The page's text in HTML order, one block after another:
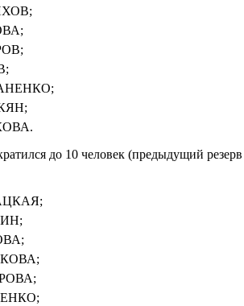
до 10 человек (предыдущий резерв